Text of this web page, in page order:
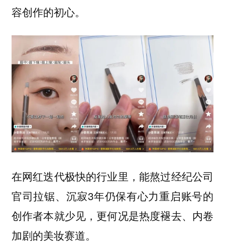
容创作的初心。
在网红迭代极快的行业里，能熬过经纪公司
官司拉锯、沉寂3年仍保有心力重启账号的
创作者本就少见，更何况是热度褪去、内卷
加剧的美妆赛道。